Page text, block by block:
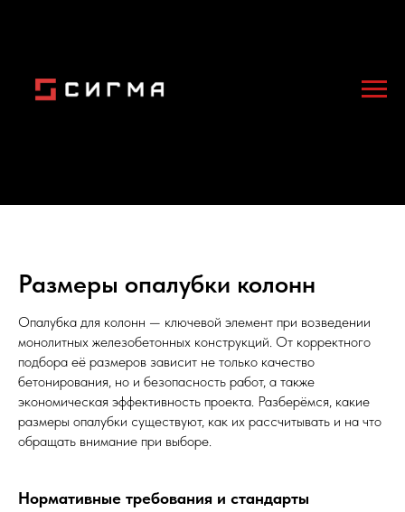
Размеры опалубки колонн
Опалубка для колонн — ключевой элемент при возведении
монолитных железобетонных конструкций. От корректного
подбора её размеров зависит не только качество
бетонирования, но и безопасность работ, а также
экономическая эффективность проекта. Разберёмся, какие
размеры опалубки существуют, как их рассчитывать и на что
обращать внимание при выборе.
Нормативные требования и стандарты